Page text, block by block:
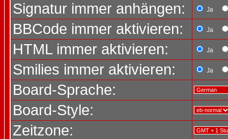
Signatur immer anhängen: Ja
BBCode immer aktivieren: Ja
HTML immer aktivieren: Ja
Smilies immer aktivieren: Ja
Board-Sprache:
Board-Style:
Zeitzone: